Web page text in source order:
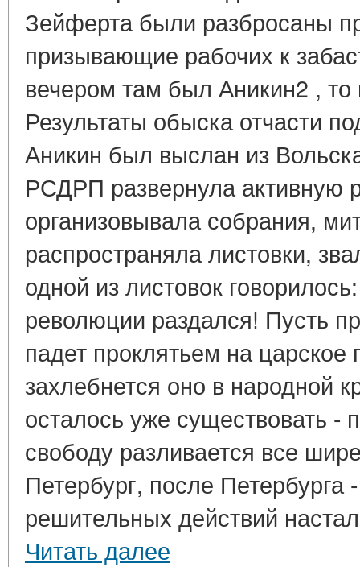
Зейферта были разбросаны
призывающие рабочих к
вечером там был Аникин2 , то
Результаты обыска отчасти
Аникин был выслан из
РСДРП развернула активную
организовывала собрания,
распространяла листовки,
одной из листовок
революции раздался! Пусть
падет проклятьем на царское
захлебнется оно в народной
осталось уже существовать -
свободу разливается все
Петербург, после
решительных действий
Читать далее